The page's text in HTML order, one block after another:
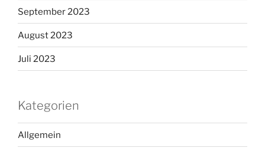
September 2023
August 2023
Juli 2023
Kategorien
Allgemein